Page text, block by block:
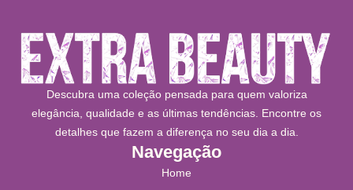
Descubra uma coleção pensada para quem valoriza
elegância, qualidade e as últimas tendências. Encontre os
detalhes que fazem a diferença no seu dia a dia.
Navegação
Home